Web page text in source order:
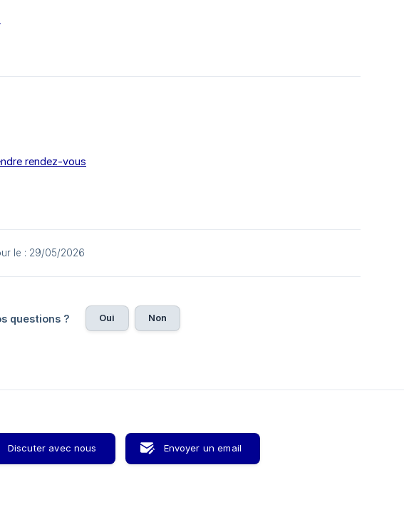
rendez-vous
le : 29/05/2026
questions ? Oui Non
Discuter avec nous Envoyer un email